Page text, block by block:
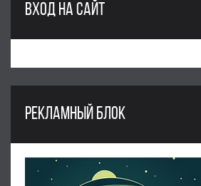
ВХОД НА САЙТ
РЕКЛАМНЫЙ БЛОК